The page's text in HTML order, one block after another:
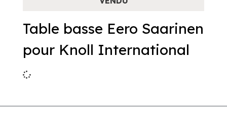
Table basse Eero Saarinen
pour Knoll International